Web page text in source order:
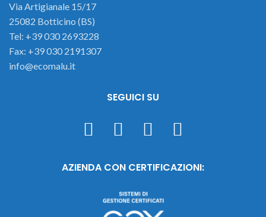
Via Artigianale 15/17
25082 Botticino (BS)
Tel: +39 030 2693228
Fax: +39 030 2191307
info@ecomalu.it
SEGUICI SU
AZIENDA CON CERTIFICAZIONI: